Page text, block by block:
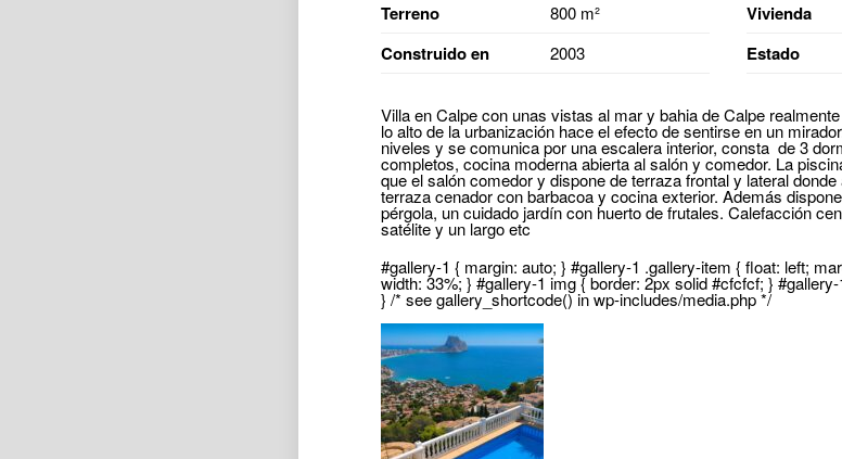
Terreno 800 m² Vivienda
Construido en 2003 Estado
Villa en Calpe con unas vistas al mar y bahia de Calpe
lo alto de la urbanización hace el efecto de sentirse en un
niveles y se comunica por una escalera interior, consta de 3
completos, cocina moderna abierta al salón y comedor. La
que el salón comedor y dispone de terraza frontal y lateral
terraza cenador con barbacoa y cocina exterior. Además
pérgola, un cuidado jardín con huerto de frutales. Calefacción
satélite y un largo etc
#gallery-1 { margin: auto; } #gallery-1 .gallery-item { float: left;
width: 33%; } #gallery-1 img { border: 2px solid #cfcfcf; }
} /* see gallery_shortcode() in wp-includes/media.php */